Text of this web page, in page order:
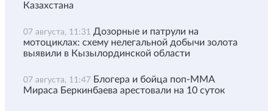
Казахстана
07 августа, 11:31 Дозорные и патрули на
мотоциклах: схему нелегальной добычи золота
выявили в Кызылординской области
07 августа, 11:47 Блогера и бойца поп-ММА
Мираса Беркинбаева арестовали на 10 суток